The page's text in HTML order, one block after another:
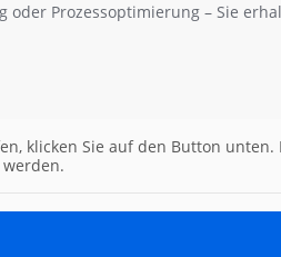
Prozessoptimierung – Sie
klicken Sie auf den Button unten.